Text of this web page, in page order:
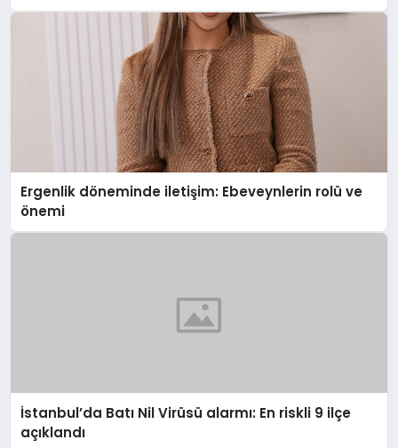
Ergenlik döneminde iletişim: Ebeveynlerin rolü ve
önemi
İstanbul’da Batı Nil Virüsü alarmı: En riskli 9 ilçe
açıklandı